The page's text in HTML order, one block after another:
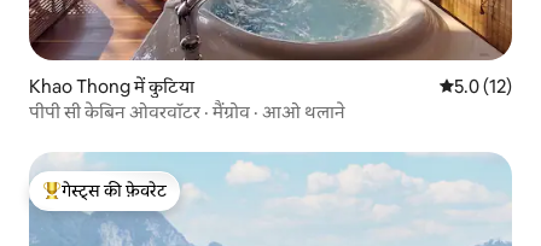
Khao Thong में कुटिया औसत रेटिंग 5
5.0 (12)
पीपी सी केबिन ओवरवॉटर · मैंग्रोव · आओ थलाने
गेस्ट्स का टॉप फ़ेवरेट
गेस्ट्स की फ़ेवरेट